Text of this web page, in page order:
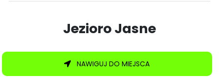
Jezioro Jasne
NAWIGUJ DO MIEJSCA